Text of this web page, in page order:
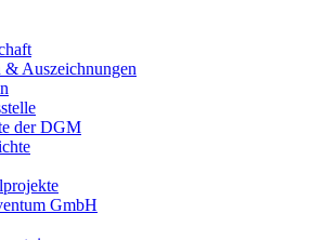
& Auszeichnungen
der DGM
GmbH